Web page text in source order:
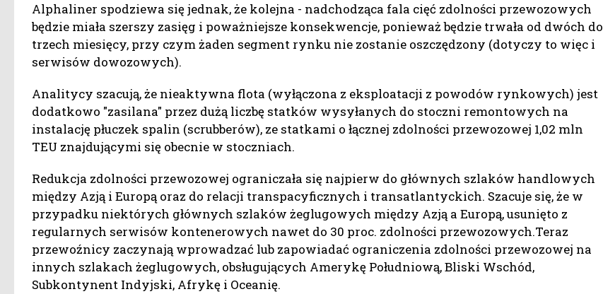
Alphaliner spodziewa się jednak, że kolejna - nadchodząca fala cięć zdolności przewozowych
będzie miała szerszy zasięg i poważniejsze konsekwencje, ponieważ będzie trwała od dwóch do
trzech miesięcy, przy czym żaden segment rynku nie zostanie oszczędzony (dotyczy to więc i
serwisów dowozowych).
Analitycy szacują, że nieaktywna flota (wyłączona z eksploatacji z powodów rynkowych) jest
dodatkowo "zasilana" przez dużą liczbę statków wysyłanych do stoczni remontowych na
instalację płuczek spalin (scrubberów), ze statkami o łącznej zdolności przewozowej 1,02 mln
TEU znajdującymi się obecnie w stoczniach.
Redukcja zdolności przewozowej ograniczała się najpierw do głównych szlaków handlowych
między Azją i Europą oraz do relacji transpacyficznych i transatlantyckich. Szacuje się, że w
przypadku niektórych głównych szlaków żeglugowych między Azją a Europą, usunięto z
regularnych serwisów kontenerowych nawet do 30 proc. zdolności przewozowych.Teraz
przewoźnicy zaczynają wprowadzać lub zapowiadać ograniczenia zdolności przewozowej na
innych szlakach żeglugowych, obsługujących Amerykę Południową, Bliski Wschód,
Subkontynent Indyjski, Afrykę i Oceanię.